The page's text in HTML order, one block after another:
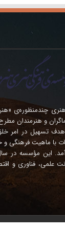
و هنرمندان
مرداد سال ۱۴۰۱ باهدف
با ماهیت فرهنگی
علمی، فناوری و